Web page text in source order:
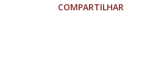
COMPARTILHAR